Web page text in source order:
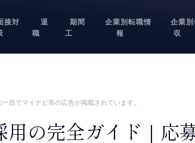
接対
退
職
期間
工
企業別転職情
報
企業別
収
一部でマイナビ等の広告が掲載されています。
の完全ガイド｜応